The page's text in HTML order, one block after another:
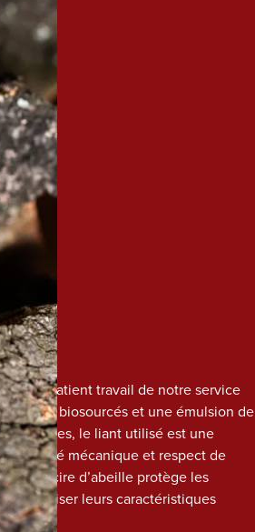
d’un patient travail de notre service
polyols biosourcés et une émulsion de
le liant utilisé est une
mécanique et respect de
de cire d’abeille protège les
maîtriser leurs caractéristiques